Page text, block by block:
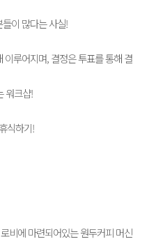
이 많다는 사실!
루어지며, 결정은 투표를 통해 결
워크샵!
식하기!
비에 마련되어있는 원두커피 머신